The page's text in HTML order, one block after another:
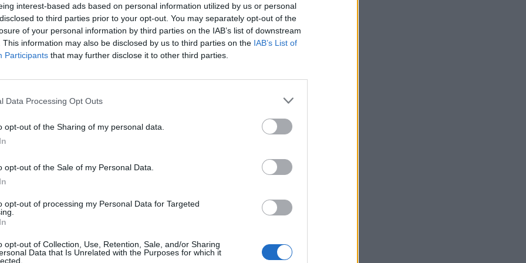
interest-based ads based on personal information utilized by us or personal
to third parties prior to your opt-out. You may separately opt-out of the
of your personal information by third parties on the IAB’s list of downstream
This information may also be disclosed by us to third parties on the IAB’s List of
Participants that may further disclose it to other third parties.
Data Processing Opt Outs
opt-out of the Sharing of my personal data.
opt-out of the Sale of my Personal Data.
opt-out of processing my Personal Data for Targeted
opt-out of Collection, Use, Retention, Sale, and/or Sharing
Data that Is Unrelated with the Purposes for which it
και τη διαχείριση του ΝΠΔΔ
του ΔΗΜΟΥ ΣΠΑΡΤΗΣ.
ότι ο δήμαρχος Σπάρτης Πέτρος Δούκας
πρόταση «να κάνουμε
ορίσει έναν ορκωτό λογιστή και να
έως και σήμερα» .
ψάξουμε και τη δική σας θητεία» έχει
σύστημα όταν αυτό βρίσκεται στην
έλεγχο. Είναι ένα μήνυμα που εμμέσως
προειδοποιήσεις και έμμεσες απειλές
έλεγχο των καταγγελιών,
αναπάντητα ερωτήματα στους
ως θεσμό και την πολιτική ως